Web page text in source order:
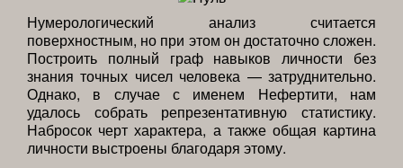
Нумерологический анализ считается
поверхностным, но при этом он достаточно сложен.
Построить полный граф навыков личности без
знания точных чисел человека — затруднительно.
Однако, в случае с именем Нефертити, нам
удалось собрать репрезентативную статистику.
Набросок черт характера, а также общая картина
личности выстроены благодаря этому.